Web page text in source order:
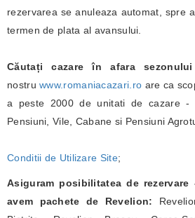
rezervarea se anuleaza automat, spre
termen de plata al avansului.
Căutați cazare în afara
nostruwww.romaniacazari.ro are ca
a peste 2000 de unitati de cazare -
Pensiuni, Vile, Cabane si Pensiuni
Conditii de Utilizare Site;
Asiguram posibilitatea de
avem pachete de Revelion: